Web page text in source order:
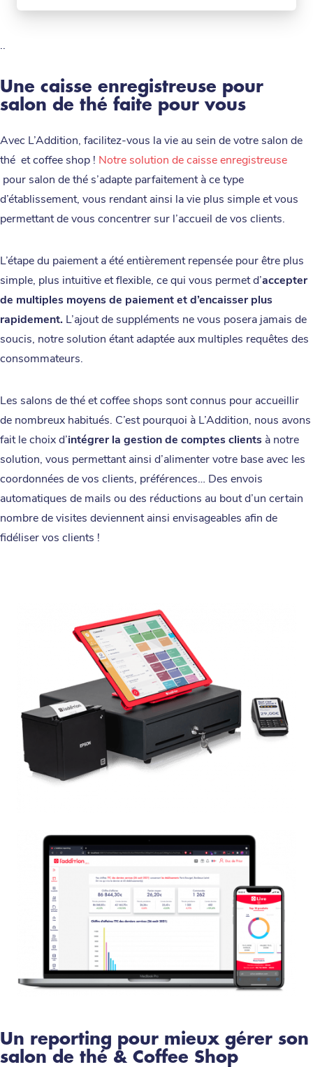
..
Une caisse enregistreuse pour
salon de thé faite pour vous
Avec L’Addition, facilitez-vous la vie au sein de votre salon de
thé et coffee shop ! Notre solution de caisse enregistreuse
pour salon de thé s’adapte parfaitement à ce type
d’établissement, vous rendant ainsi la vie plus simple et vous
permettant de vous concentrer sur l’accueil de vos clients.
L’étape du paiement a été entièrement repensée pour être plus
simple, plus intuitive et flexible, ce qui vous permet d’accepter
de multiples moyens de paiement et d’encaisser plus
rapidement. L’ajout de suppléments ne vous posera jamais de
soucis, notre solution étant adaptée aux multiples requêtes des
consommateurs.
Les salons de thé et coffee shops sont connus pour accueillir
de nombreux habitués. C’est pourquoi à L’Addition, nous avons
fait le choix d’intégrer la gestion de comptes clients à notre
solution, vous permettant ainsi d’alimenter votre base avec les
coordonnées de vos clients, préférences… Des envois
automatiques de mails ou des réductions au bout d’un certain
nombre de visites deviennent ainsi envisageables afin de
fidéliser vos clients !
Un reporting pour mieux gérer son
salon de thé & Coffee Shop